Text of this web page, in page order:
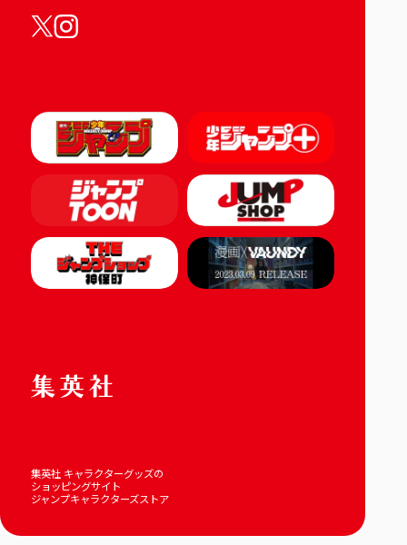
集英社 キャラクターグッズの
ショッピングサイト
ジャンプキャラクターズストア